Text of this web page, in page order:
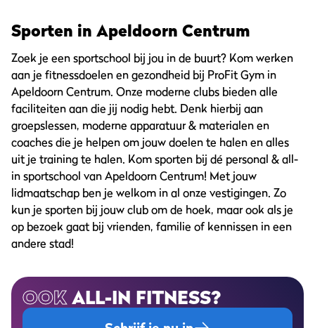
Sporten in Apeldoorn Centrum
Zoek je een sportschool bij jou in de buurt? Kom werken
aan je fitnessdoelen en gezondheid bij ProFit Gym in
Apeldoorn Centrum. Onze moderne clubs bieden alle
faciliteiten aan die jij nodig hebt. Denk hierbij aan
groepslessen, moderne apparatuur & materialen en
coaches die je helpen om jouw doelen te halen en alles
uit je training te halen. Kom sporten bij dé personal & all-
in sportschool van Apeldoorn Centrum! Met jouw
lidmaatschap ben je welkom in al onze vestigingen. Zo
kun je sporten bij jouw club om de hoek, maar ook als je
op bezoek gaat bij vrienden, familie of kennissen in een
andere stad!
OOKALL-IN FITNESS?